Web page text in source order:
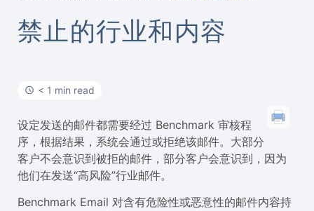
禁止的行业和内容
< 1 min read
设定发送的邮件都需要经过 Benchmark 审核程
序，根据结果，系统会通过或拒绝该邮件。大部分
客户不会意识到被拒的邮件，部分客户会意识到，因为
他们在发送“高风险”行业邮件。
Benchmark Email 对含有危险性或恶意性的邮件内容持